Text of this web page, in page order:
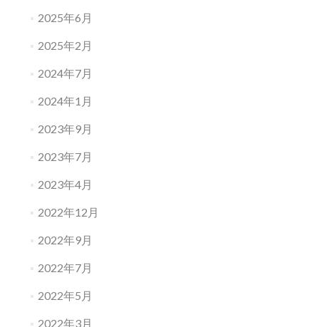
2025年6月
2025年2月
2024年7月
2024年1月
2023年9月
2023年7月
2023年4月
2022年12月
2022年9月
2022年7月
2022年5月
2022年3月